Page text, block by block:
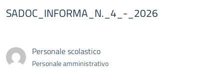
SADOC_INFORMA_N._4_-_2026
Personale scolastico
Personale amministrativo